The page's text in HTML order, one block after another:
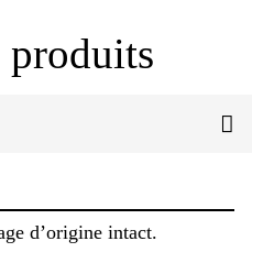
produits
d’origine intact.